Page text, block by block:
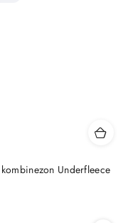
Underfleece